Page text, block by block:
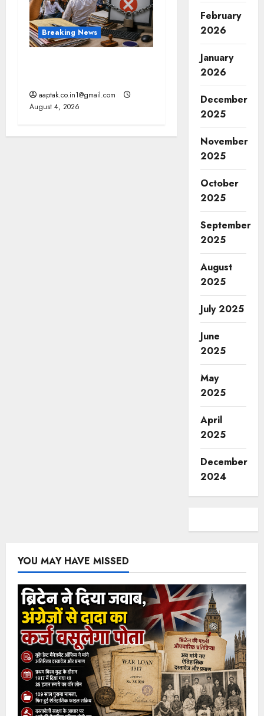
Breaking News
aaptak.co.in1@gmail.com
August 4, 2026
February
2026
January
2026
December
2025
November
2025
October
2025
September
2025
August
2025
July 2025
June
2025
May
2025
April
2025
December
2024
YOU MAY HAVE MISSED